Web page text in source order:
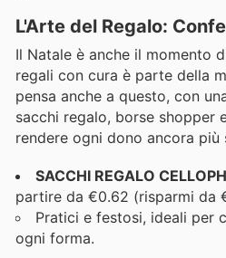
L'Arte del Regalo:
Il Natale è anche il momento
regali con cura è parte della
pensa anche a questo, con
sacchi regalo, borse shopper
rendere ogni dono ancora più
SACCHI REGALO
partire da €0.62 (risparmi da
Pratici e festosi, ideali per
ogni forma.